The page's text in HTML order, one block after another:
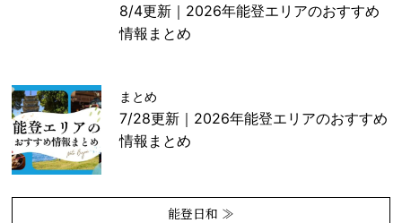
8/4更新｜2026年能登エリアのおすすめ
情報まとめ
まとめ
7/28更新｜2026年能登エリアのおすすめ
情報まとめ
能登日和 ≫